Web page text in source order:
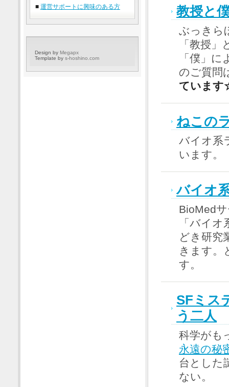
教授と
ぶっきら
「教授
「僕」
のご質問
ていま
ねこの
バイオ系
います。
バイオ
BioMed
「バイ
どき研究
きます。
す。
SFミス
う二人
科学がも
永遠の秘
台とした
ない。
■ 運営サポートに興味のある方
Design by Megapx
Template by s-hoshino.com